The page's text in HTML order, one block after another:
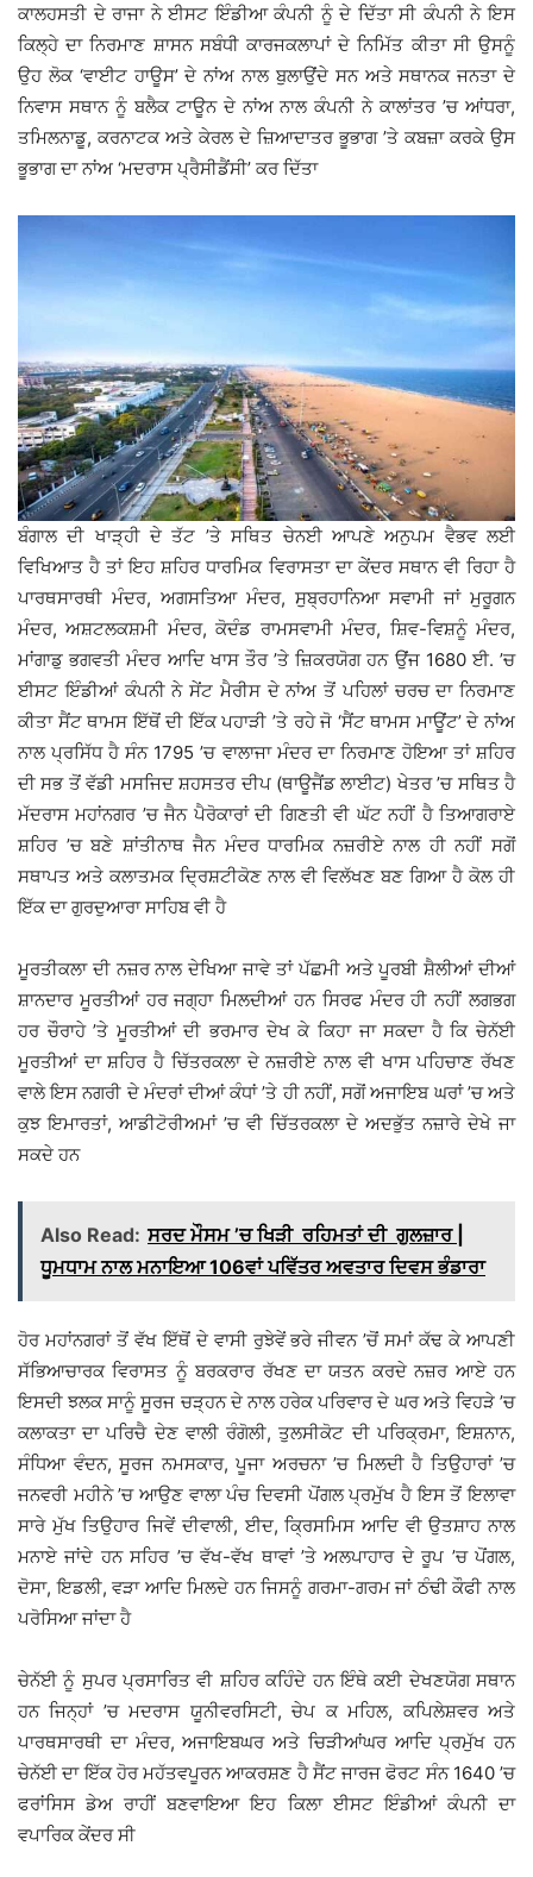
ਕਾਲਹਸਤੀ ਦੇ ਰਾਜਾ ਨੇ ਈਸਟ ਇੰਡੀਆ ਕੰਪਨੀ ਨੂੰ ਦੇ ਦਿੱਤਾ ਸੀ ਕੰਪਨੀ ਨੇ ਇਸ
ਕਿਲ੍ਹੇ ਦਾ ਨਿਰਮਾਣ ਸ਼ਾਸਨ ਸਬੰਧੀ ਕਾਰਜਕਲਾਪਾਂ ਦੇ ਨਿਮਿੱਤ ਕੀਤਾ ਸੀ ਉਸਨੂੰ
ਉਹ ਲੋਕ ‘ਵਾਈਟ ਹਾਊਸ’ ਦੇ ਨਾਂਅ ਨਾਲ ਬੁਲਾਉਂਦੇ ਸਨ ਅਤੇ ਸਥਾਨਕ ਜਨਤਾ ਦੇ
ਨਿਵਾਸ ਸਥਾਨ ਨੂੰ ਬਲੈਕ ਟਾਊਨ ਦੇ ਨਾਂਅ ਨਾਲ ਕੰਪਨੀ ਨੇ ਕਾਲਾਂਤਰ ’ਚ ਆਂਧਰਾ,
ਤਮਿਲਨਾਡੂ, ਕਰਨਾਟਕ ਅਤੇ ਕੇਰਲ ਦੇ ਜ਼ਿਆਦਾਤਰ ਭੂਭਾਗ ’ਤੇ ਕਬਜ਼ਾ ਕਰਕੇ ਉਸ
ਭੂਭਾਗ ਦਾ ਨਾਂਅ ‘ਮਦਰਾਸ ਪ੍ਰੈਸੀਡੈਂਸੀ’ ਕਰ ਦਿੱਤਾ
ਬੰਗਾਲ ਦੀ ਖਾੜ੍ਹੀ ਦੇ ਤੱਟ ’ਤੇ ਸਥਿਤ ਚੇਨਈ ਆਪਣੇ ਅਨੁਪਮ ਵੈਭਵ ਲਈ
ਵਿਖਿਆਤ ਹੈ ਤਾਂ ਇਹ ਸ਼ਹਿਰ ਧਾਰਮਿਕ ਵਿਰਾਸਤਾ ਦਾ ਕੇਂਦਰ ਸਥਾਨ ਵੀ ਰਿਹਾ ਹੈ
ਪਾਰਥਸਾਰਥੀ ਮੰਦਰ, ਅਗਸਤਿਆ ਮੰਦਰ, ਸੁਬ੍ਰਹਾਨਿਆ ਸਵਾਮੀ ਜਾਂ ਮੁਰੂਗਨ
ਮੰਦਰ, ਅਸ਼ਟਲਕਸ਼ਮੀ ਮੰਦਰ, ਕੋਦੰਡ ਰਾਮਸਵਾਮੀ ਮੰਦਰ, ਸ਼ਿਵ-ਵਿਸ਼ਨੂੰ ਮੰਦਰ,
ਮਾਂਗਾਡੁ ਭਗਵਤੀ ਮੰਦਰ ਆਦਿ ਖਾਸ ਤੌਰ ’ਤੇ ਜ਼ਿਕਰਯੋਗ ਹਨ ਉਂਜ 1680 ਈ. ’ਚ
ਈਸਟ ਇੰਡੀਆਂ ਕੰਪਨੀ ਨੇ ਸੇਂਟ ਮੈਰੀਸ ਦੇ ਨਾਂਅ ਤੋਂ ਪਹਿਲਾਂ ਚਰਚ ਦਾ ਨਿਰਮਾਣ
ਕੀਤਾ ਸੈਂਟ ਥਾਮਸ ਇੱਥੋਂ ਦੀ ਇੱਕ ਪਹਾੜੀ ’ਤੇ ਰਹੇ ਜੋ ‘ਸੈਂਟ ਥਾਮਸ ਮਾਊਂਟ’ ਦੇ ਨਾਂਅ
ਨਾਲ ਪ੍ਰਸਿੱਧ ਹੈ ਸੰਨ 1795 ’ਚ ਵਾਲਾਜਾ ਮੰਦਰ ਦਾ ਨਿਰਮਾਣ ਹੋਇਆ ਤਾਂ ਸ਼ਹਿਰ
ਦੀ ਸਭ ਤੋਂ ਵੱਡੀ ਮਸਜਿਦ ਸ਼ਹਸਤਰ ਦੀਪ (ਥਾਊਜੈਂਡ ਲਾਈਟ) ਖੇਤਰ ’ਚ ਸਥਿਤ ਹੈ
ਮੱਦਰਾਸ ਮਹਾਂਨਗਰ ’ਚ ਜੈਨ ਪੈਰੋਕਾਰਾਂ ਦੀ ਗਿਣਤੀ ਵੀ ਘੱਟ ਨਹੀਂ ਹੈ ਤਿਆਗਰਾਏ
ਸ਼ਹਿਰ ’ਚ ਬਣੇ ਸ਼ਾਂਤੀਨਾਥ ਜੈਨ ਮੰਦਰ ਧਾਰਮਿਕ ਨਜ਼ਰੀਏ ਨਾਲ ਹੀ ਨਹੀਂ ਸਗੋਂ
ਸਥਾਪਤ ਅਤੇ ਕਲਾਤਮਕ ਦ੍ਰਿਸ਼ਟੀਕੋਣ ਨਾਲ ਵੀ ਵਿਲੱਖਣ ਬਣ ਗਿਆ ਹੈ ਕੋਲ ਹੀ
ਇੱਕ ਦਾ ਗੁਰਦੁਆਰਾ ਸਾਹਿਬ ਵੀ ਹੈ
ਮੂਰਤੀਕਲਾ ਦੀ ਨਜ਼ਰ ਨਾਲ ਦੇਖਿਆ ਜਾਵੇ ਤਾਂ ਪੱਛਮੀ ਅਤੇ ਪੂਰਬੀ ਸ਼ੈਲੀਆਂ ਦੀਆਂ
ਸ਼ਾਨਦਾਰ ਮੂਰਤੀਆਂ ਹਰ ਜਗ੍ਹਾ ਮਿਲਦੀਆਂ ਹਨ ਸਿਰਫ ਮੰਦਰ ਹੀ ਨਹੀਂ ਲਗਭਗ
ਹਰ ਚੌਰਾਹੇ ’ਤੇ ਮੂਰਤੀਆਂ ਦੀ ਭਰਮਾਰ ਦੇਖ ਕੇ ਕਿਹਾ ਜਾ ਸਕਦਾ ਹੈ ਕਿ ਚੇਨੱਈ
ਮੂਰਤੀਆਂ ਦਾ ਸ਼ਹਿਰ ਹੈ ਚਿੱਤਰਕਲਾ ਦੇ ਨਜ਼ਰੀਏ ਨਾਲ ਵੀ ਖਾਸ ਪਹਿਚਾਣ ਰੱਖਣ
ਵਾਲੇ ਇਸ ਨਗਰੀ ਦੇ ਮੰਦਰਾਂ ਦੀਆਂ ਕੰਧਾਂ ’ਤੇ ਹੀ ਨਹੀਂ, ਸਗੋਂ ਅਜਾਇਬ ਘਰਾਂ ’ਚ ਅਤੇ
ਕੁਝ ਇਮਾਰਤਾਂ, ਆਡੀਟੋਰੀਅਮਾਂ ’ਚ ਵੀ ਚਿੱਤਰਕਲਾ ਦੇ ਅਦਭੁੱਤ ਨਜ਼ਾਰੇ ਦੇਖੇ ਜਾ
ਸਕਦੇ ਹਨ
Also Read: ਸਰਦ ਮੌਸਮ ’ਚ ਖਿੜੀ ਰਹਿਮਤਾਂ ਦੀ ਗੁਲਜ਼ਾਰ |
ਧੂਮਧਾਮ ਨਾਲ ਮਨਾਇਆ 106ਵਾਂ ਪਵਿੱਤਰ ਅਵਤਾਰ ਦਿਵਸ ਭੰਡਾਰਾ
ਹੋਰ ਮਹਾਂਨਗਰਾਂ ਤੋਂ ਵੱਖ ਇੱਥੋਂ ਦੇ ਵਾਸੀ ਰੁਝੇਵੇਂ ਭਰੇ ਜੀਵਨ ’ਚੋਂ ਸਮਾਂ ਕੱਢ ਕੇ ਆਪਣੀ
ਸੱਭਿਆਚਾਰਕ ਵਿਰਾਸਤ ਨੂੰ ਬਰਕਰਾਰ ਰੱਖਣ ਦਾ ਯਤਨ ਕਰਦੇ ਨਜ਼ਰ ਆਏ ਹਨ
ਇਸਦੀ ਝਲਕ ਸਾਨੂੰ ਸੂਰਜ ਚੜ੍ਹਨ ਦੇ ਨਾਲ ਹਰੇਕ ਪਰਿਵਾਰ ਦੇ ਘਰ ਅਤੇ ਵਿਹੜੇ ’ਚ
ਕਲਾਕਤਾ ਦਾ ਪਰਿਚੈ ਦੇਣ ਵਾਲੀ ਰੰਗੋਲੀ, ਤੁਲਸੀਕੋਟ ਦੀ ਪਰਿਕ੍ਰਮਾ, ਇਸ਼ਨਾਨ,
ਸੰਧਿਆ ਵੰਦਨ, ਸੂਰਜ ਨਮਸਕਾਰ, ਪੂਜਾ ਅਰਚਨਾ ’ਚ ਮਿਲਦੀ ਹੈ ਤਿਉਹਾਰਾਂ ’ਚ
ਜਨਵਰੀ ਮਹੀਨੇ ’ਚ ਆਉਣ ਵਾਲਾ ਪੰਚ ਦਿਵਸੀ ਪੋਂਗਲ ਪ੍ਰਮੁੱਖ ਹੈ ਇਸ ਤੋਂ ਇਲਾਵਾ
ਸਾਰੇ ਮੁੱਖ ਤਿਉਹਾਰ ਜਿਵੇਂ ਦੀਵਾਲੀ, ਈਦ, ਕ੍ਰਿਸਮਿਸ ਆਦਿ ਵੀ ਉਤਸ਼ਾਹ ਨਾਲ
ਮਨਾਏ ਜਾਂਦੇ ਹਨ ਸਹਿਰ ’ਚ ਵੱਖ-ਵੱਖ ਥਾਵਾਂ ’ਤੇ ਅਲਪਾਹਾਰ ਦੇ ਰੂਪ ’ਚ ਪੋਂਗਲ,
ਦੋਸਾ, ਇਡਲੀ, ਵੜਾ ਆਦਿ ਮਿਲਦੇ ਹਨ ਜਿਸਨੂੰ ਗਰਮਾ-ਗਰਮ ਜਾਂ ਠੰਢੀ ਕੌਫੀ ਨਾਲ
ਪਰੋਸਿਆ ਜਾਂਦਾ ਹੈ
ਚੇਨੱਈ ਨੂੰ ਸੁਪਰ ਪ੍ਰਸਾਰਿਤ ਵੀ ਸ਼ਹਿਰ ਕਹਿੰਦੇ ਹਨ ਇੰਥੇ ਕਈ ਦੇਖਣਯੋਗ ਸਥਾਨ
ਹਨ ਜਿਨ੍ਹਾਂ ’ਚ ਮਦਰਾਸ ਯੂਨੀਵਰਸਿਟੀ, ਚੇਪ ਕ ਮਹਿਲ, ਕਪਿਲੇਸ਼ਵਰ ਅਤੇ
ਪਾਰਥਸਾਰਥੀ ਦਾ ਮੰਦਰ, ਅਜਾਇਬਘਰ ਅਤੇ ਚਿੜੀਆਂਘਰ ਆਦਿ ਪ੍ਰਮੁੱਖ ਹਨ
ਚੇਨੱਈ ਦਾ ਇੱਕ ਹੋਰ ਮਹੱਤਵਪੂਰਨ ਆਕਰਸ਼ਣ ਹੈ ਸੈਂਟ ਜਾਰਜ ਫੋਰਟ ਸੰਨ 1640 ’ਚ
ਫਰਾਂਸਿਸ ਡੇਅ ਰਾਹੀਂ ਬਣਵਾਇਆ ਇਹ ਕਿਲਾ ਈਸਟ ਇੰਡੀਆਂ ਕੰਪਨੀ ਦਾ
ਵਪਾਰਿਕ ਕੇਂਦਰ ਸੀ